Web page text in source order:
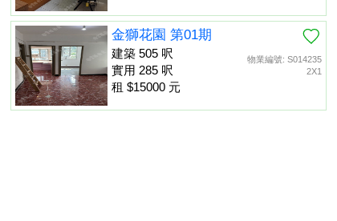
物業編號: S014235
2X1
金獅花園 第01期
建築 505 呎
實用 285 呎
租 $15000 元